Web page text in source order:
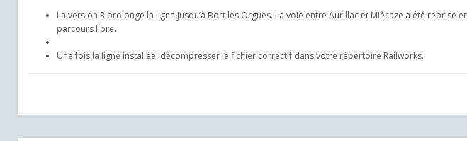
La version 3 prolonge la ligne jusqu’à Bort les Orgues. La voie entre Aurillac et Miècaze a été reprise
parcours libre.
Une fois la ligne installée, décompresser le fichier correctif dans votre répertoire Railworks.